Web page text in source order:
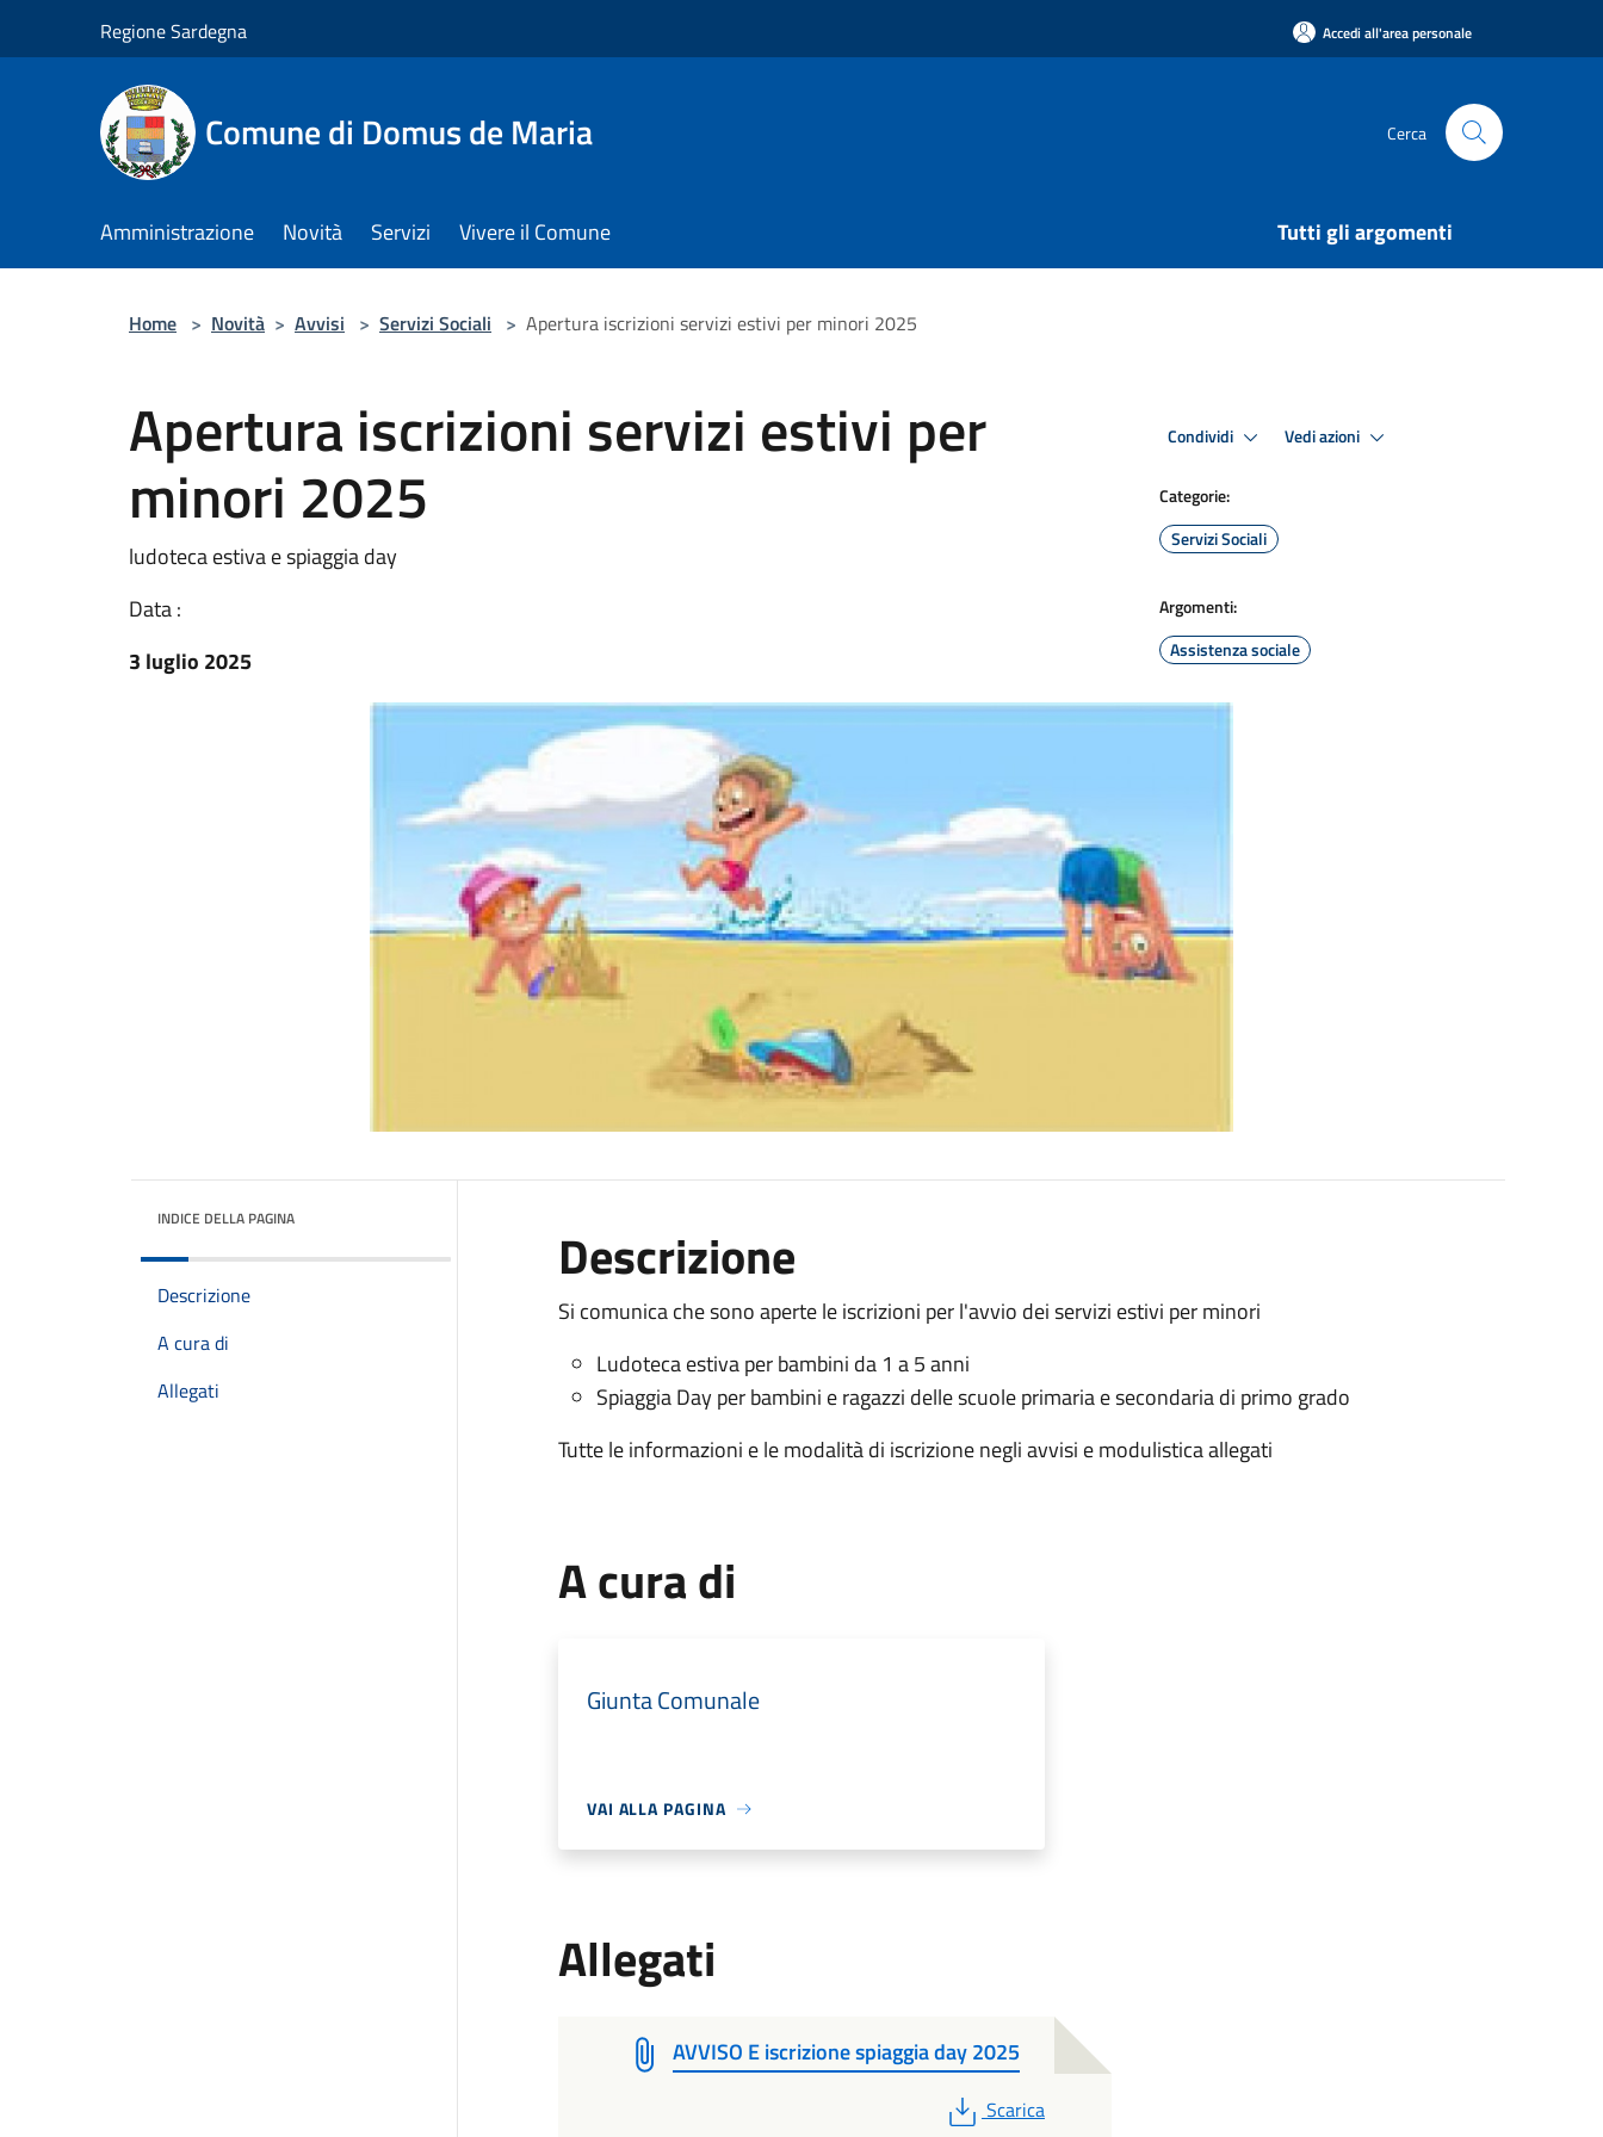
Regione Sardegna Accedi all'area personale
Comune di Domus de Maria Cerca
Amministrazione Novità Servizi Vivere il Comune Tutti gli argomenti
Home > Novità > Avvisi > Servizi Sociali > Apertura iscrizioni servizi estivi per minori 2025
Apertura iscrizioni servizi estivi per
minori 2025
ludoteca estiva e spiaggia day
Data :
3 luglio 2025
Condividi Vedi azioni
Categorie:
Servizi Sociali
Argomenti:
Assistenza sociale
INDICE DELLA PAGINA
Descrizione
A cura di
Allegati
Descrizione
Si comunica che sono aperte le iscrizioni per l'avvio dei servizi estivi per minori
Ludoteca estiva per bambini da 1 a 5 anni
Spiaggia Day per bambini e ragazzi delle scuole primaria e secondaria di primo grado
Tutte le informazioni e le modalità di iscrizione negli avvisi e modulistica allegati
A cura di
Giunta Comunale
VAI ALLA PAGINA
Allegati
AVVISO E iscrizione spiaggia day 2025
PDF
Scarica